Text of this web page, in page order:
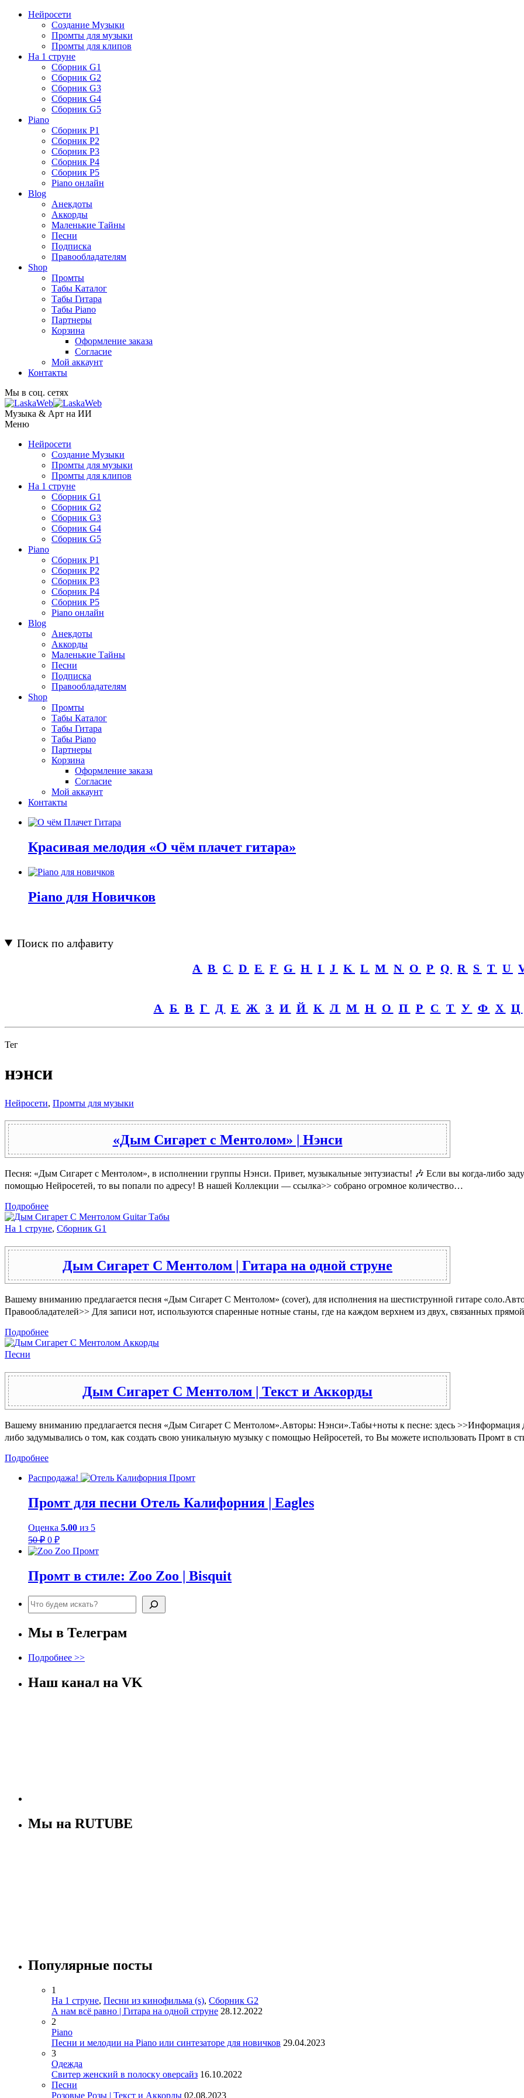
Нейросети
Создание Музыки
Промты для музыки
Промты для клипов
На 1 струне
Сборник G1
Сборник G2
Сборник G3
Сборник G4
Сборник G5
Piano
Сборник P1
Сборник P2
Сборник P3
Сборник P4
Сборник P5
Piano онлайн
Blog
Анекдоты
Аккорды
Маленькие Тайны
Песни
Подписка
Правообладателям
Shop
Промты
Табы Каталог
Табы Гитара
Табы Piano
Партнеры
Корзина
Оформление заказа
Согласие
Мой аккаунт
Контакты
Мы в соц. сетях
Музыка & Арт на ИИ
Меню
Нейросети
Создание Музыки
Промты для музыки
Промты для клипов
На 1 струне
Сборник G1
Сборник G2
Сборник G3
Сборник G4
Сборник G5
Piano
Сборник P1
Сборник P2
Сборник P3
Сборник P4
Сборник P5
Piano онлайн
Blog
Анекдоты
Аккорды
Маленькие Тайны
Песни
Подписка
Правообладателям
Shop
Промты
Табы Каталог
Табы Гитара
Табы Piano
Партнеры
Корзина
Оформление заказа
Согласие
Мой аккаунт
Контакты
Красивая мелодия «О чём плачет гитара»
Piano для Новичков
Поиск по алфавиту
A B C D E F G H I J K L M N O P Q R S T U
А Б В Г Д Е Ж З И Й К Л М Н О П Р С Т У Ф Х Ц
Тег
нэнси
Нейросети, Промты для музыки
«Дым Сигарет с Ментолом» | Нэнси
Песня: «Дым Сигарет с Ментолом», в исполнении группы Нэнси. Привет, музыкальные энтузиасты! 🎶 Если вы когда-либо
помощью Нейросетей, то вы попали по адресу! В нашей Коллекции — ссылка>> собрано огромное количество…
Подробнее
На 1 струне, Сборник G1
Дым Сигарет С Ментолом | Гитара на одной струне
Вашему вниманию предлагается песня «Дым Сигарет С Ментолом» (cover), для исполнения на шестиструнной гитаре
Правообладателей>> Для записи нот, используются спаренные нотные станы, где на каждом верхнем из двух, связанных
Подробнее
Песни
Дым Сигарет С Ментолом | Текст и Аккорды
Вашему вниманию предлагается песня «Дым Сигарет С Ментолом».Авторы: Нэнси».Табы+ноты к песне: здесь >>Информация
либо задумывались о том, как создать свою уникальную музыку с помощью Нейросетей, то Вы можете использовать Промт в
Подробнее
Распродажа!
Промт для песни Отель Калифорния | Eagles
Оценка 5.00 из 5
50₽ Первоначальная
цена
составляла
0 ₽Текущая
цена:
Промт в стиле: Zoo Zoo | Bisquit
Поиск
Мы в Телеграм
Подробнее >>
Наш канал на VK
Мы на RUTUBE
Популярные посты
1
На 1 струне, Песни из кинофильма (s), Сборник G2
А нам всё равно | Гитара на одной струне 28.12.2022
2
Piano
Песни и мелодии на Piano или синтезаторе для новичков 29.04.2023
3
Одежда
Свитер женский в полоску оверсайз 16.10.2022
Песни
Розовые Розы | Текст и Аккорды 02.08.2023